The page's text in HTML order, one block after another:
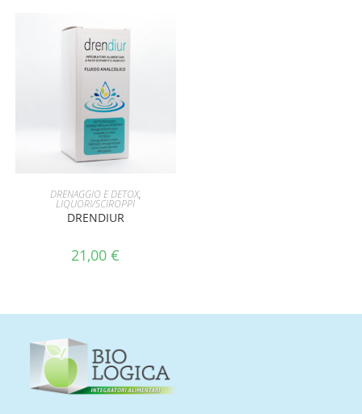
AGGIUNGI AL CARRELLO
DRENAGGIO E DETOX,
LIQUORI/SCIROPPI
DRENDIUR
21,00€